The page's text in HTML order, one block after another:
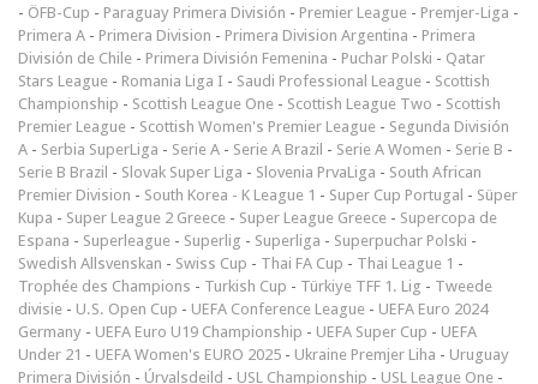
- ÖFB-Cup - Paraguay Primera División - Premier League - Premjer-Liga -
Primera A - Primera Division - Primera Division Argentina - Primera
División de Chile - Primera División Femenina - Puchar Polski - Qatar
Stars League - Romania Liga I - Saudi Professional League - Scottish
Championship - Scottish League One - Scottish League Two - Scottish
Premier League - Scottish Women's Premier League - Segunda División
A - Serbia SuperLiga - Serie A - Serie A Brazil - Serie A Women - Serie B -
Serie B Brazil - Slovak Super Liga - Slovenia PrvaLiga - South African
Premier Division - South Korea - K League 1 - Super Cup Portugal - Süper
Kupa - Super League 2 Greece - Super League Greece - Supercopa de
Espana - Superleague - Superlig - Superliga - Superpuchar Polski -
Swedish Allsvenskan - Swiss Cup - Thai FA Cup - Thai League 1 -
Trophée des Champions - Turkish Cup - Türkiye TFF 1. Lig - Tweede
divisie - U.S. Open Cup - UEFA Conference League - UEFA Euro 2024
Germany - UEFA Euro U19 Championship - UEFA Super Cup - UEFA
Under 21 - UEFA Women's EURO 2025 - Ukraine Premjer Liha - Uruguay
Primera División - Úrvalsdeild - USL Championship - USL League One -